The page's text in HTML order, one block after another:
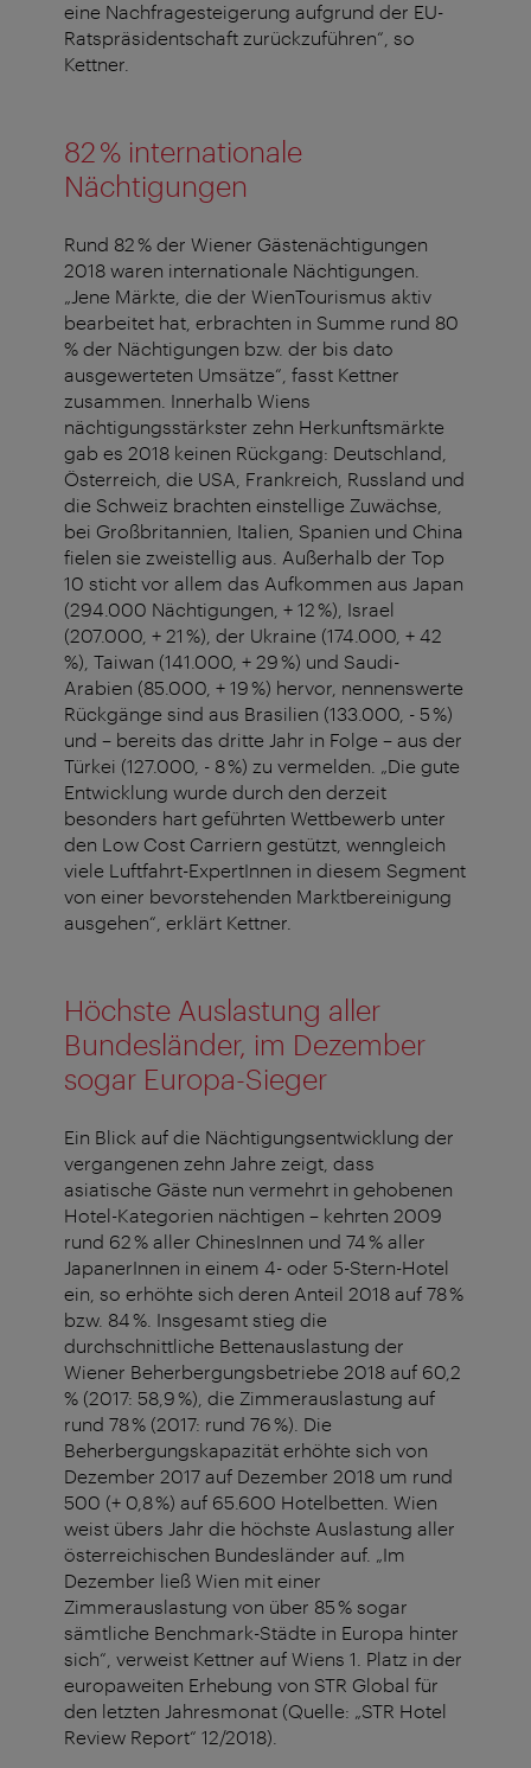
eine Nachfrage­steigerung aufgrund der EU-
Ratspräsidentschaft zurückzuführen“, so
Kettner.
82 % internationale
Nächtigungen
Rund 82 % der Wiener Gästenächtigungen
2018 waren internationale Nächtigungen.
„Jene Märkte, die der WienTourismus aktiv
bearbeitet hat, erbrachten in Summe rund 80
% der Nächtigungen bzw. der bis dato
ausgewerteten Umsätze“, fasst Kettner
zusammen. Innerhalb Wiens
nächtigungsstärkster zehn Herkunftsmärkte
gab es 2018 keinen Rückgang: Deutschland,
Österreich, die USA, Frankreich, Russland und
die Schweiz brachten einstellige Zuwächse,
bei Großbritannien, Italien, Spanien und China
fielen sie zweistellig aus. Außerhalb der Top
10 sticht vor allem das Aufkommen aus Japan
(294.000 Nächtigungen, + 12 %), Israel
(207.000, + 21 %), der Ukraine (174.000, + 42
%), Taiwan (141.000, + 29 %) und Saudi-
Arabien (85.000, + 19 %) hervor, nennenswerte
Rückgänge sind aus Brasilien (133.000, - 5 %)
und – bereits das dritte Jahr in Folge – aus der
Türkei (127.000, - 8 %) zu vermelden. „Die gute
Entwicklung wurde durch den derzeit
besonders hart geführten Wettbewerb unter
den Low Cost Carriern gestützt, wenngleich
viele Luftfahrt-ExpertInnen in diesem Segment
von einer bevorstehenden Marktbereinigung
ausgehen“, erklärt Kettner.
Höchste Auslastung aller
Bundesländer, im Dezember
sogar Europa-Sieger
Ein Blick auf die Nächtigungsentwicklung der
vergangenen zehn Jahre zeigt, dass
asiatische Gäste nun vermehrt in gehobenen
Hotel-Kategorien nächtigen – kehrten 2009
rund 62 % aller ChinesInnen und 74 % aller
JapanerInnen in einem 4- oder 5-Stern-Hotel
ein, so erhöhte sich deren Anteil 2018 auf 78 %
bzw. 84 %. Insgesamt stieg die
durchschnittliche Bettenauslastung der
Wiener Beherbergungsbetriebe 2018 auf 60,2
% (2017: 58,9 %), die Zimmerauslastung auf
rund 78 % (2017: rund 76 %). Die
Beherbergungskapazität erhöhte sich von
Dezember 2017 auf Dezember 2018 um rund
500 (+ 0,8 %) auf 65.600 Hotelbetten. Wien
weist übers Jahr die höchste Auslastung aller
österreichischen Bundesländer auf. „Im
Dezember ließ Wien mit einer
Zimmerauslastung von über 85 % sogar
sämtliche Benchmark-Städte in Europa hinter
sich“, verweist Kettner auf Wiens 1. Platz in der
europaweiten Erhebung von STR Global für
den letzten Jahresmonat (Quelle: „STR Hotel
Review Report“ 12/2018).